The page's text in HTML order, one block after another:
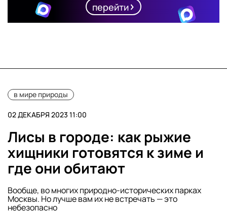
перейти
в мире природы
02 ДЕКАБРЯ 2023 11:00
Лисы в городе: как рыжие
хищники готовятся к зиме и
где они обитают
Вообще, во многих природно-исторических парках
Москвы. Но лучше вам их не встречать — это
небезопасно